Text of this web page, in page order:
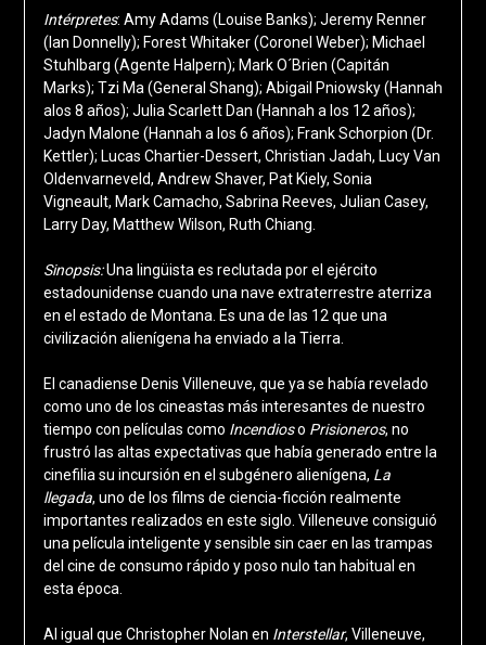
Intérpretes: Amy Adams (Louise Banks); Jeremy Renner
(Ian Donnelly); Forest Whitaker (Coronel Weber); Michael
Stuhlbarg (Agente Halpern); Mark O´Brien (Capitán
Marks); Tzi Ma (General Shang); Abigail Pniowsky (Hannah
alos 8 años); Julia Scarlett Dan (Hannah a los 12 años);
Jadyn Malone (Hannah a los 6 años); Frank Schorpion (Dr.
Kettler); Lucas Chartier-Dessert, Christian Jadah, Lucy Van
Oldenvarneveld, Andrew Shaver, Pat Kiely, Sonia
Vigneault, Mark Camacho, Sabrina Reeves, Julian Casey,
Larry Day, Matthew Wilson, Ruth Chiang.
Sinopsis:Una lingüista es reclutada por el ejército
estadounidense cuando una nave extraterrestre aterriza
en el estado de Montana. Es una de las 12 que una
civilización alienígena ha enviado a la Tierra.
El canadiense Denis Villeneuve, que ya se había revelado
como uno de los cineastas más interesantes de nuestro
tiempo con películas como Incendioso Prisioneros, no
frustró las altas expectativas que había generado entre la
cinefilia su incursión en el subgénero alienígena, La
llegada, uno de los films de ciencia-ficción realmente
importantes realizados en este siglo. Villeneuve consiguió
una película inteligente y sensible sin caer en las trampas
del cine de consumo rápido y poso nulo tan habitual en
esta época.
Al igual que Christopher Nolan en Interstellar, Villeneuve,